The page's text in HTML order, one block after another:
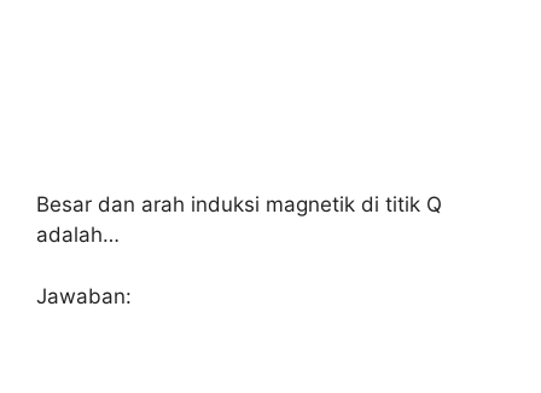
Besar dan arah induksi magnetik di titik Q
adalah…
Jawaban: